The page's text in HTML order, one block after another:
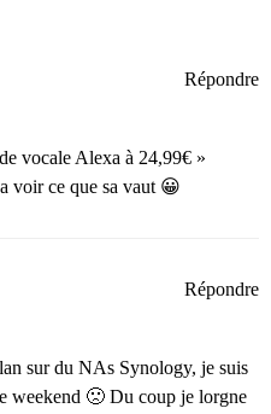
vocale Alexa à 24,99€ »
voir ce que sa vaut 😀
Répondre
sur du NAs Synology, je suis
weekend 🙁 Du coup je lorgne
Répondre